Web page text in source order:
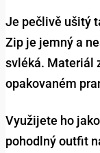
Je pečlivě ušitý
Zip je jemný a
svléká. Materiál
opakovaném
Využijete ho
pohodlný outfit